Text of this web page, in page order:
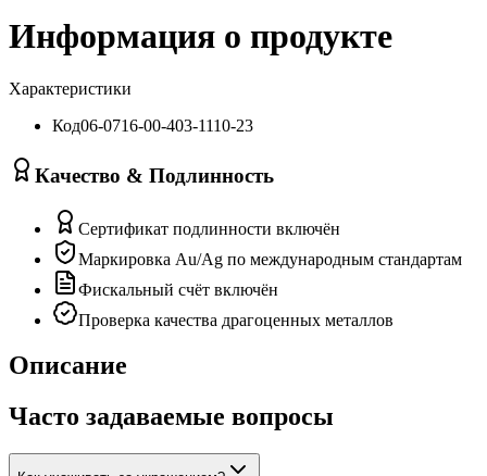
Информация о продукте
Характеристики
Код06-0716-00-403-1110-23
Качество & Подлинность
Сертификат подлинности включён
Маркировка Au/Ag по международным стандартам
Фискальный счёт включён
Проверка качества драгоценных металлов
Описание
Часто задаваемые вопросы